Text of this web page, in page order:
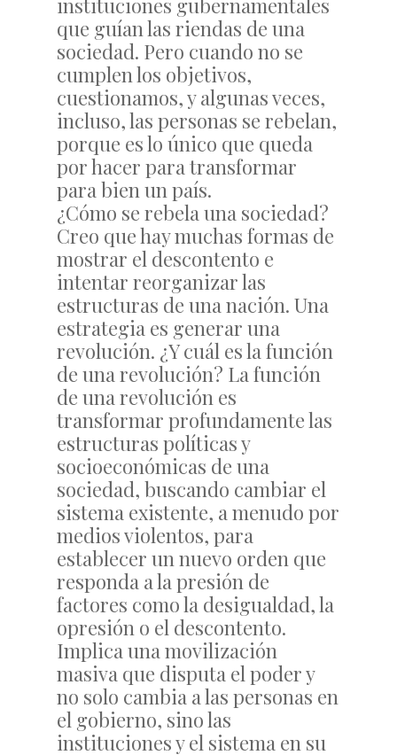
instituciones gubernamentales
que guían las riendas de una
sociedad. Pero cuando no se
cumplen los objetivos,
cuestionamos, y algunas veces,
incluso, las personas se rebelan,
porque es lo único que queda
por hacer para transformar
para bien un país.
¿Cómo se rebela una sociedad?
Creo que hay muchas formas de
mostrar el descontento e
intentar reorganizar las
estructuras de una nación. Una
estrategia es generar una
revolución. ¿Y cuál es la función
de una revolución? La función
de una revolución es
transformar profundamente las
estructuras políticas y
socioeconómicas de una
sociedad, buscando cambiar el
sistema existente, a menudo por
medios violentos, para
establecer un nuevo orden que
responda a la presión de
factores como la desigualdad, la
opresión o el descontento.
Implica una movilización
masiva que disputa el poder y
no solo cambia a las personas en
el gobierno, sino las
instituciones y el sistema en su